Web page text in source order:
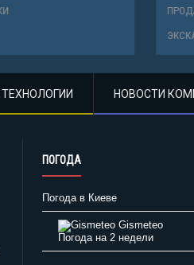
НОВОСТИ
ПОГОДА
Погода в Киеве
Gismeteo
Погода на 2 недели